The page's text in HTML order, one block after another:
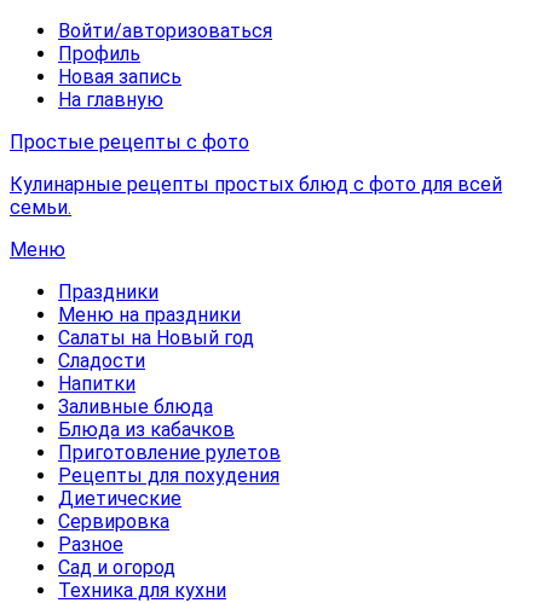
Войти/авторизоваться
Профиль
Новая запись
На главную
Простые рецепты с фото
Кулинарные рецепты простых блюд с фото для всей
семьи.
Меню
Праздники
Меню на праздники
Салаты на Новый год
Сладости
Напитки
Заливные блюда
Блюда из кабачков
Приготовление рулетов
Рецепты для похудения
Диетические
Сервировка
Разное
Сад и огород
Техника для кухни